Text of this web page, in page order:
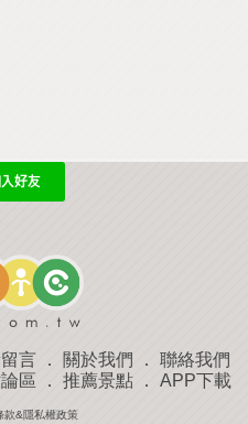
言 ． 關於我們 ． 聯絡我們
區 ． 推薦景點． APP下載
款&隱私權政策